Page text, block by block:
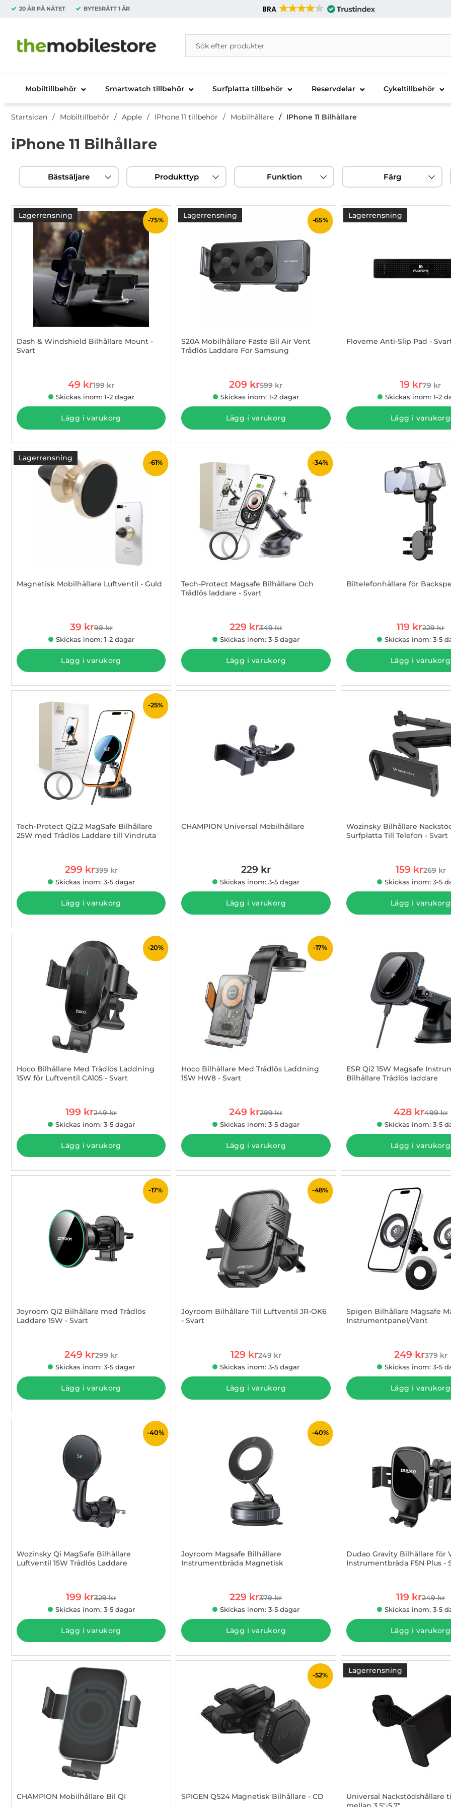
20 ÅR PÅ NÄTET BYTESRÄTT 1 ÅR BRA
Startsidan för Danira Telecom AB
Sök
Sök på Danira Telecom AB
Mobiltillbehör Smartwatch tillbehör Surfplatta tillbehör Reservdelar Cykeltillbehör
Startsidan Mobiltillbehör Apple IPhone 11 tillbehör Mobilhållare IPhone 11 Bilhållare
iPhone 11 Bilhållare
över
filtersektionen
Filtrera & sortera
Bästsäljare Produkttyp Funktion Färg
produktlista
Lagerrensning
-75%
Dash & Windshield Bilhållare Mount -
Svart
rea pris
49 krtidigare pris
199 kr
Skickas inom: 1-2 dagar
Lägg i varukorg
Lagerrensning
-65%
S20A Mobilhållare Fäste Bil Air Vent
Trådlös Laddare För Samsung
rea pris
209 krtidigare pris
599 kr
Skickas inom: 1-2 dagar
Lägg i varukorg
Lagerrensning
Floveme Anti-Slip Pad -
rea pris
19 krtidigare
79 kr
Skickas inom: 1-2
Lägg i varukorg
Lagerrensning
-61%
Magnetisk Mobilhållare Luftventil - Guld
rea pris
39 krtidigare pris
99 kr
Skickas inom: 1-2 dagar
Lägg i varukorg
-34%
Tech-Protect Magsafe Bilhållare Och
Trådlös laddare - Svart
rea pris
229 krtidigare pris
349 kr
Skickas inom: 3-5 dagar
Lägg i varukorg
Biltelefonhållare för
rea pris
119 krtidigare
229 kr
Skickas inom: 3-5
Lägg i varukorg
-25%
Tech-Protect Qi2.2 MagSafe Bilhållare
25W med Trådlös Laddare till Vindruta
rea pris
299 krtidigare pris
399 kr
Skickas inom: 3-5 dagar
Lägg i varukorg
CHAMPION Universal Mobilhållare
229 kr
Skickas inom: 3-5 dagar
Lägg i varukorg
Wozinsky Bilhållare
Surfplatta Till Telefon - Svart
rea pris
159 krtidigare
269 kr
Skickas inom: 3-5
Lägg i varukorg
-20%
Hoco Bilhållare Med Trådlös Laddning
15W för Luftventil CA105 - Svart
rea pris
199 krtidigare pris
249 kr
Skickas inom: 3-5 dagar
Lägg i varukorg
-17%
Hoco Bilhållare Med Trådlös Laddning
15W HW8 - Svart
rea pris
249 krtidigare pris
299 kr
Skickas inom: 3-5 dagar
Lägg i varukorg
ESR Qi2 15W Magsafe
Bilhållare Trådlös laddare
rea pris
428 kr499 kr
Skickas inom: 3-5
Lägg i varukorg
-17%
Joyroom Qi2 Bilhållare med Trådlös
Laddare 15W - Svart
rea pris
249 krtidigare pris
299 kr
Skickas inom: 3-5 dagar
Lägg i varukorg
-48%
Joyroom Bilhållare Till Luftventil JR-OK6
- Svart
rea pris
129 krtidigare pris
249 kr
Skickas inom: 3-5 dagar
Lägg i varukorg
Spigen Bilhållare Magsafe
Instrumentpanel/Vent
rea pris
249 kr379 kr
Skickas inom: 3-5
Lägg i varukorg
-40%
Wozinsky Qi MagSafe Bilhållare
Luftventil 15W Trådlös Laddare
rea pris
199 krtidigare pris
329 kr
Skickas inom: 3-5 dagar
Lägg i varukorg
-40%
Joyroom Magsafe Bilhållare
Instrumentbräda Magnetisk
rea pris
229 krtidigare pris
379 kr
Skickas inom: 3-5 dagar
Lägg i varukorg
Dudao Gravity Bilhållare för
Instrumentbräda F5N Plus -
rea pris
119 krtidigare
249 kr
Skickas inom: 3-5
Lägg i varukorg
CHAMPION Mobilhållare Bil QI
-52%
SPIGEN QS24 Magnetisk Bilhållare - CD
Lagerrensning
Universal Nackstödshållare